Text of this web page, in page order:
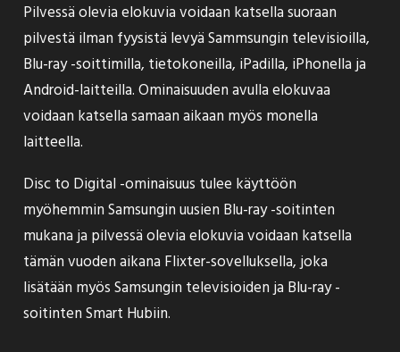
Pilvessä olevia elokuvia voidaan katsella suoraan
pilvestä ilman fyysistä levyä Sammsungin televisioilla,
Blu-ray -soittimilla, tietokoneilla, iPadilla, iPhonella ja
Android-laitteilla. Ominaisuuden avulla elokuvaa
voidaan katsella samaan aikaan myös monella
laitteella.
Disc to Digital -ominaisuus tulee käyttöön
myöhemmin Samsungin uusien Blu-ray -soitinten
mukana ja pilvessä olevia elokuvia voidaan katsella
tämän vuoden aikana Flixter-sovelluksella, joka
lisätään myös Samsungin televisioiden ja Blu-ray -
soitinten Smart Hubiin.